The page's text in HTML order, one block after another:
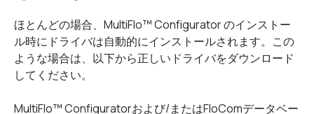
ほとんどの場合、MultiFlo™ Configurator のインストー
ル時にドライバは自動的にインストールされます。この
ような場合は、以下から正しいドライバをダウンロード
してください。
MultiFlo™ Configuratorおよび/またはFloComデータベー